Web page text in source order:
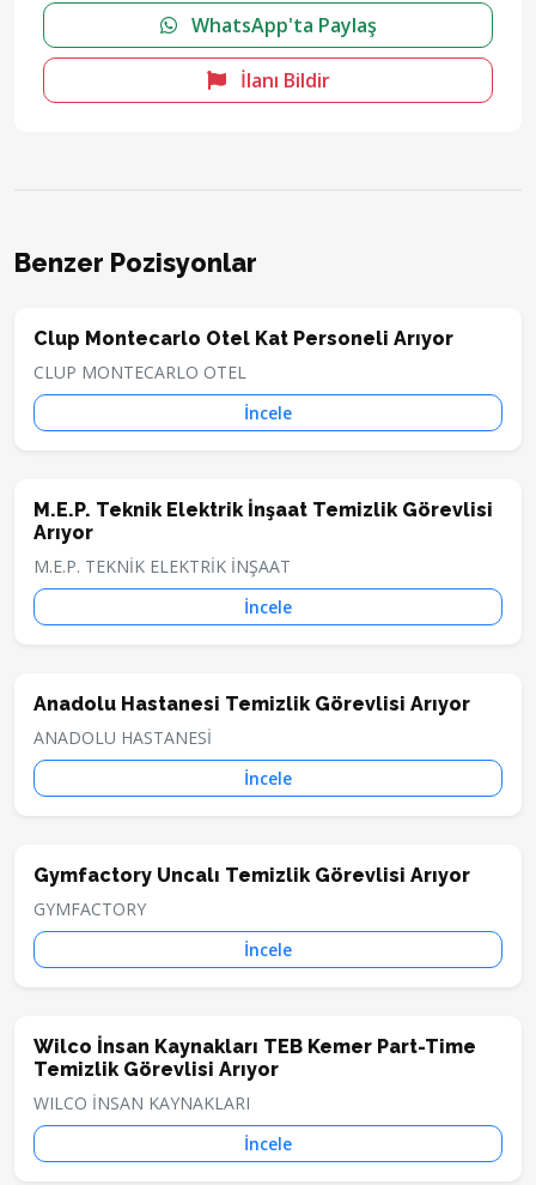
WhatsApp'ta Paylaş
İlanı Bildir
Benzer Pozisyonlar
Clup Montecarlo Otel Kat Personeli Arıyor
CLUP MONTECARLO OTEL
İncele
M.E.P. Teknik Elektrik İnşaat Temizlik Görevlisi
Arıyor
M.E.P. TEKNİK ELEKTRİK İNŞAAT
İncele
Anadolu Hastanesi Temizlik Görevlisi Arıyor
ANADOLU HASTANESİ
İncele
Gymfactory Uncalı Temizlik Görevlisi Arıyor
GYMFACTORY
İncele
Wilco İnsan Kaynakları TEB Kemer Part-Time
Temizlik Görevlisi Arıyor
WILCO İNSAN KAYNAKLARI
İncele